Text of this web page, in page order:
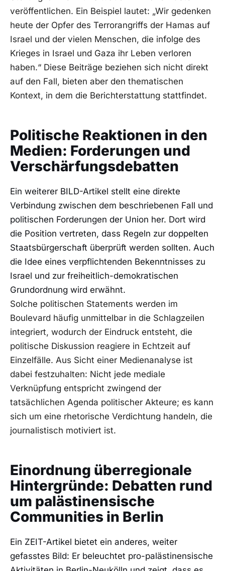
veröffentlichen. Ein Beispiel lautet: „Wir gedenken
heute der Opfer des Terrorangriffs der Hamas auf
Israel und der vielen Menschen, die infolge des
Krieges in Israel und Gaza ihr Leben verloren
haben.“ Diese Beiträge beziehen sich nicht direkt
auf den Fall, bieten aber den thematischen
Kontext, in dem die Berichterstattung stattfindet.
Politische Reaktionen in den
Medien: Forderungen und
Verschärfungsdebatten
Ein weiterer BILD-Artikel stellt eine direkte
Verbindung zwischen dem beschriebenen Fall und
politischen Forderungen der Union her. Dort wird
die Position vertreten, dass Regeln zur doppelten
Staatsbürgerschaft überprüft werden sollten. Auch
die Idee eines verpflichtenden Bekenntnisses zu
Israel und zur freiheitlich-demokratischen
Grundordnung wird erwähnt.
Solche politischen Statements werden im
Boulevard häufig unmittelbar in die Schlagzeilen
integriert, wodurch der Eindruck entsteht, die
politische Diskussion reagiere in Echtzeit auf
Einzelfälle. Aus Sicht einer Medienanalyse ist
dabei festzuhalten: Nicht jede mediale
Verknüpfung entspricht zwingend der
tatsächlichen Agenda politischer Akteure; es kann
sich um eine rhetorische Verdichtung handeln, die
journalistisch motiviert ist.
Einordnung überregionale
Hintergründe: Debatten rund
um palästinensische
Communities in Berlin
Ein ZEIT-Artikel bietet ein anderes, weiter
gefasstes Bild: Er beleuchtet pro-palästinensische